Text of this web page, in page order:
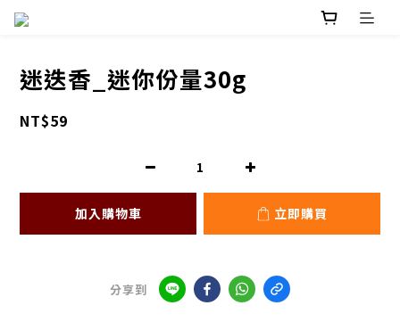
迷迭香_迷你份量30g
NT$59
加入購物車 立即購買
分享到